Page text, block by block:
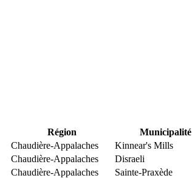
Région Municipalité
Chaudière-Appalaches
Kinnear's Mills
Chaudière-Appalaches
Disraeli
Chaudière-Appalaches
Sainte-Praxède